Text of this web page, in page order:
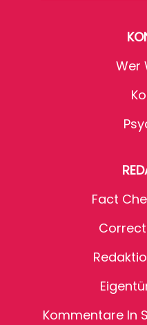
Wer
Fact
Kommentare In